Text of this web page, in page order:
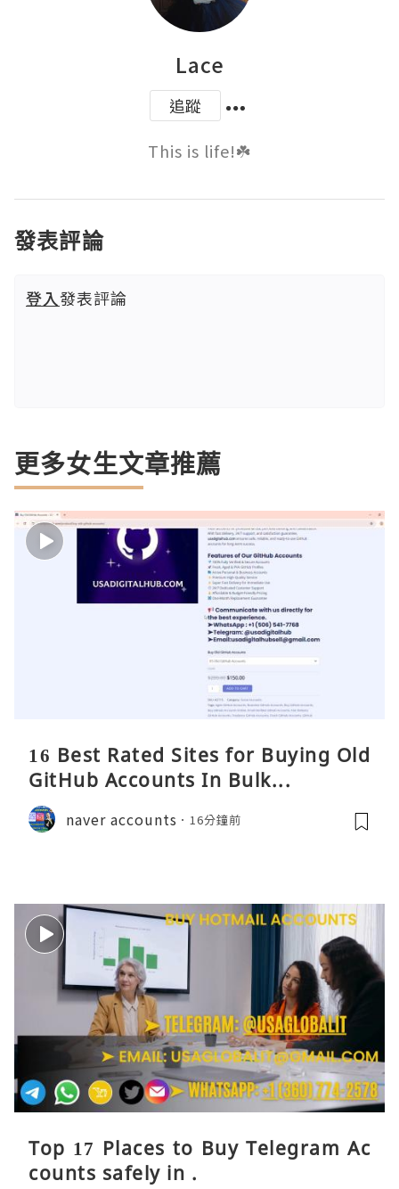
Lace
追蹤
This is life!☘️
發表評論
登入發表評論
更多女生文章推薦
16 Best Rated Sites for Buying Old
GitHub Accounts In Bulk...
naver accounts 16分鐘前
Top 17 Places to Buy Telegram Ac
counts safely in .